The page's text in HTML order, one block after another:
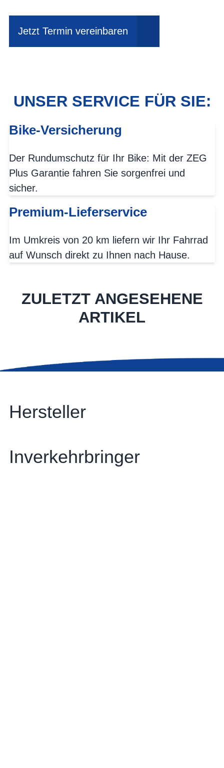
Jetzt Termin vereinbaren
UNSER SERVICE FÜR SIE:
Bike-Versicherung
Der Rundumschutz für Ihr Bike: Mit der ZEG
Plus Garantie fahren Sie sorgenfrei und
sicher.
Premium-Lieferservice
Im Umkreis von 20 km liefern wir Ihr Fahrrad
auf Wunsch direkt zu Ihnen nach Hause.
ZULETZT ANGESEHENE
ARTIKEL
Hersteller
Inverkehrbringer